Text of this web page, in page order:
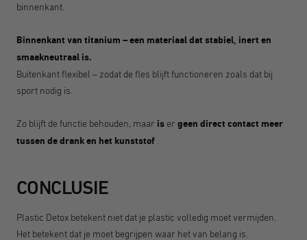
binnenkant.
Binnenkant van titanium – een materiaal dat stabiel, inert en
smaakneutraal is.
Buitenkant flexibel – zodat de fles blijft functioneren zoals dat bij
sport nodig is.
Zo blijft de functie behouden, maar is er geen direct contact meer
tussen de drank en het kunststof
CONCLUSIE
Plastic Detox betekent niet dat je plastic volledig moet vermijden.
Het betekent dat je moet begrijpen waar het van belang is.